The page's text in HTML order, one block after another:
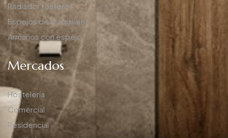
Radiador toallero
Espejos de maquillaje
Armarios con espejo
Mercados
Hostelería
Comercial
Residencial